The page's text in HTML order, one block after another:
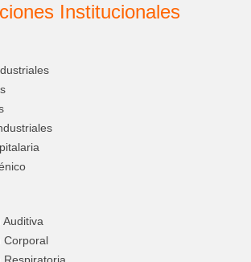
Institucionales
Auditiva
Corporal